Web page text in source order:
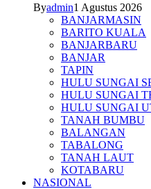
Byadmin1 Agustus 2026
BANJARMASIN
BARITO KUALA
BANJARBARU
BANJAR
TAPIN
HULU SUNGAI
HULU SUNGAI
HULU SUNGAI
TANAH BUMBU
BALANGAN
TABALONG
TANAH LAUT
KOTABARU
NASIONAL